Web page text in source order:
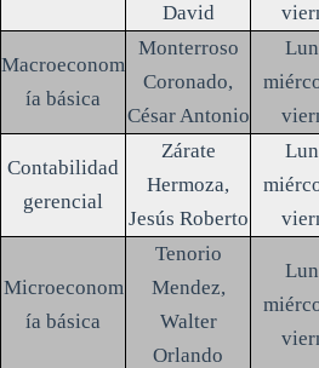
David
Macroeconom
ía básica
Monterroso
Coronado,
César Antonio
Contabilidad
gerencial
Zárate
Hermoza,
Jesús Roberto
Microeconom
ía básica
Tenorio
Mendez,
Walter
Orlando